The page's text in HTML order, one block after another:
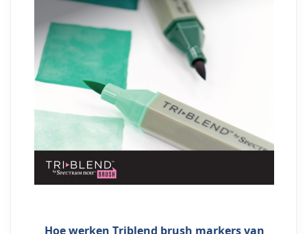
Hoe werken Triblend brush markers van